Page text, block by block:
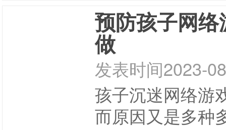
预防孩子网
做
发表时间2023-
孩子沉迷网络游
而原因又是多种